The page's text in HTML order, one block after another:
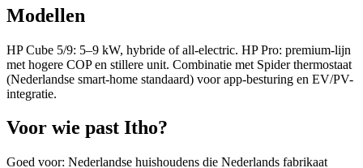
Modellen
HP Cube 5/9: 5–9 kW, hybride of all-electric. HP Pro: premium-lijn
met hogere COP en stillere unit. Combinatie met Spider thermostaat
(Nederlandse smart-home standaard) voor app-besturing en EV/PV-
integratie.
Voor wie past Itho?
Goed voor: Nederlandse huishoudens die Nederlands fabrikaat